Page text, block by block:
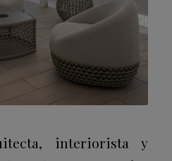
interiorista y